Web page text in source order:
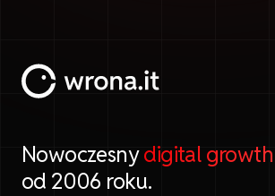
Nowoczesnydigital growth
od 2006 roku.